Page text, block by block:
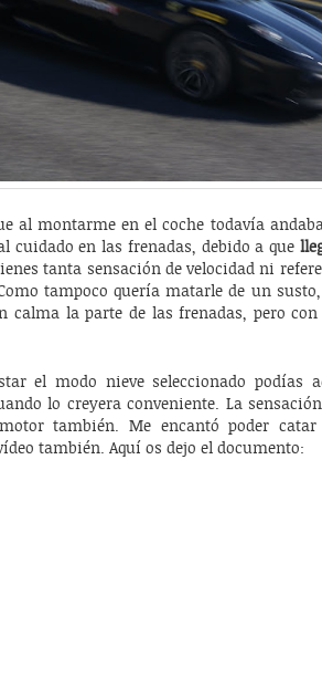
al montarme en el coche todavía
cuidado en las frenadas, debido a que
tanta sensación de velocidad ni
tampoco quería matarle de un
calma la parte de las frenadas, pero
el modo nieve seleccionado podías
lo creyera conveniente. La
también. Me encantó poder
también. Aquí os dejo el documento: